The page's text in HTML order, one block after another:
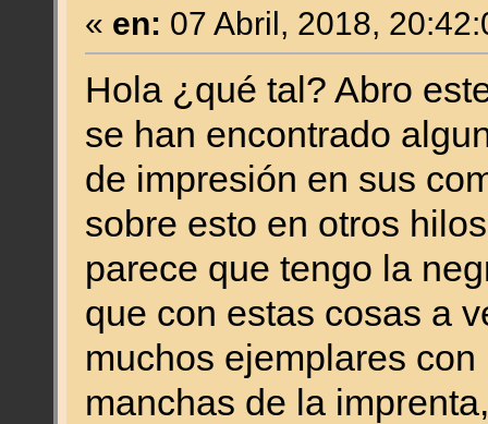
« en: 07 Abril, 2018,
Hola ¿qué tal? Abro
se han encontrado
de impresión en sus
sobre esto en otros
parece que tengo la
que con estas cosas a
muchos ejemplares
manchas de la